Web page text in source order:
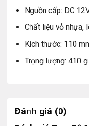
Mắt camera quan
HIKVISION DS-
Cảm biến ảnh 1/
Camera IP độ
Công nghệ EXIR,
Nguồn cấp: DC
Chất liệu vỏ nhựa,
Kích thước: 110
Trọng lượng: 410 g
Đánh giá (0)